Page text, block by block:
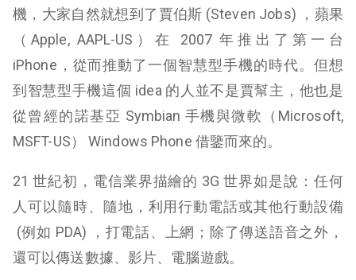
機，大家自然就想到了賈伯斯 (Steven Jobs) ，蘋果
（Apple, AAPL-US）在 2007 年推出了第一台
iPhone，從而推動了一個智慧型手機的時代。 但想
到智慧型手機這個 idea 的人並不是賈幫主，他也是
從曾經的諾基亞 Symbian 手機與微軟（Microsoft,
MSFT-US） Windows Phone 借鑒而來的。
21 世紀初，電信業界描繪的 3G 世界如是說：任何
人可以隨時、隨地，利用行動電話或其他行動設備
(例如 PDA) ，打電話、上網；除了傳送語音之外，
還可以傳送數據、影片、電腦遊戲。